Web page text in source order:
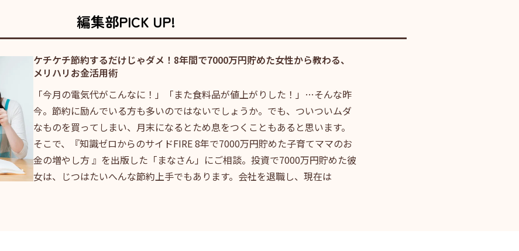
編集部PICK UP!
ケチケチ節約するだけじゃダメ！8年間で7000万円貯めた女性から教わる、
メリハリお金活用術
「今月の電気代がこんなに！」「また食料品が値上がりした！」…そんな昨
今。節約に励んでいる方も多いのではないでしょうか。でも、ついついムダ
なものを買ってしまい、月末になるとため息をつくこともあると思います。
そこで、『知識ゼロからのサイドFIRE 8年で7000万円貯めた子育てママのお
金の増やし方 』を出版した「まなさん」にご相談。投資で7000万円貯めた彼
女は、じつはたいへんな節約上手でもあります。会社を退職し、現在は